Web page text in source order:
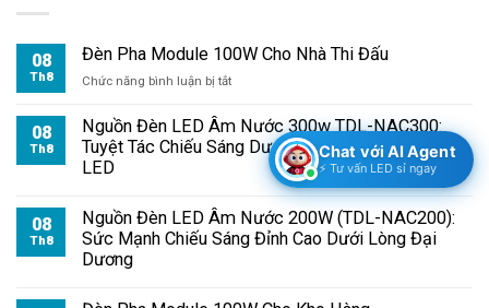
08
Th8
Đèn Pha Module 100W Cho Nhà Thi Đấu
Chức năng bình luận bị tắtở
Pha
Module
100W
Thi
Đấu
08
Th8
Nguồn Đèn LED Âm Nước 300w TDL-NAC300:
Tuyệt Tác Chiếu Sáng Dưới Đáy Hồ Từ Thành Đạt
LED
08
Th8
Nguồn Đèn LED Âm Nước 200W (TDL-NAC200):
Sức Mạnh Chiếu Sáng Đỉnh Cao Dưới Lòng Đại
Dương
Chat với AI Agent
⚡ Tư vấn LED sỉ ngay